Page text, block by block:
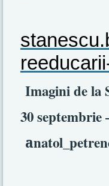
Imagini de la
30 septembrie
аnatol